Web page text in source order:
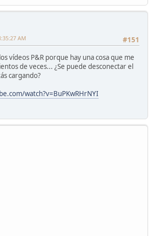
#151
AM
vídeos P&R porque hay una cosa que me
de veces... ¿Se puede desconectar el
cargando?
watch?v=BuPKwRHrNYI